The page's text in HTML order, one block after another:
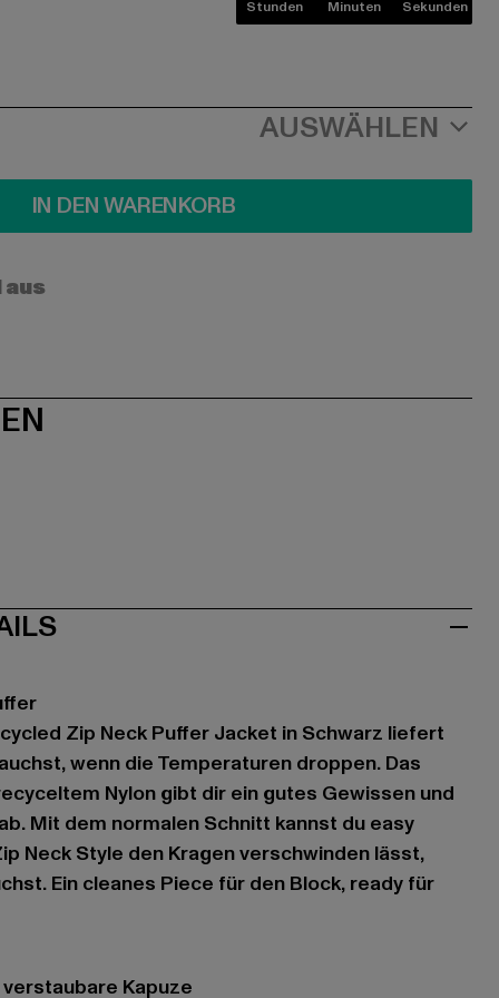
Stunden Minuten Sekunden
AUSWÄHLEN
IN DEN WARENKORB
Zip Neck Puffer Jacket in Schwarz liefert
wenn die Temperaturen droppen. Das
Nylon gibt dir ein gutes Gewissen und
Mit dem normalen Schnitt kannst du easy
Neck Style den Kragen verschwinden lässt,
Ein cleanes Piece für den Block, ready für
Kapuze